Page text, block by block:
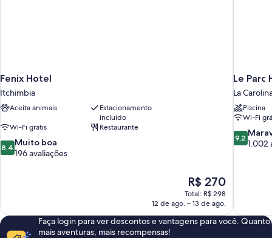
Fenix Hotel
Itchimbia
Aceita animais
Estacionamento
incluído
Wi-Fi grátis
Restaurante
8.4
de
avaliações
8,4 Muito boa
196 avaliações
O
preço
é
R$ 270
R$ 270
Total: R$ 298
12 de ago. – 13 de ago.
Le Parc
La
Piscina
Wi-Fi
9.2
de
9,2
1.002
Faça login para ver descontos e vantagens para você. Quanto
mais aventuras, mais recompensas!